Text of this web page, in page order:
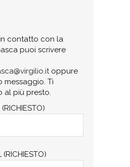
contatto con la
puoi scrivere
oppure
messaggio. Ti
al più presto.